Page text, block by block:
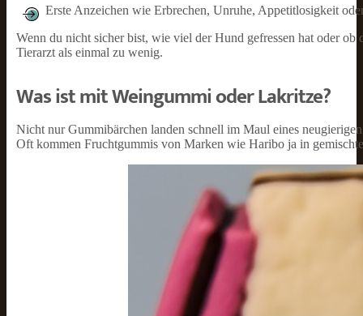
Erste Anzeichen wie Erbrechen, Unruhe, Appetitlosigkeit
Wenn du nicht sicher bist, wie viel der Hund gefressen hat oder
Tierarzt als einmal zu wenig.
Was ist mit Weingummi oder Lakritze?
Nicht nur Gummibärchen landen schnell im Maul eines
Oft kommen Fruchtgummis von Marken wie Haribo ja in